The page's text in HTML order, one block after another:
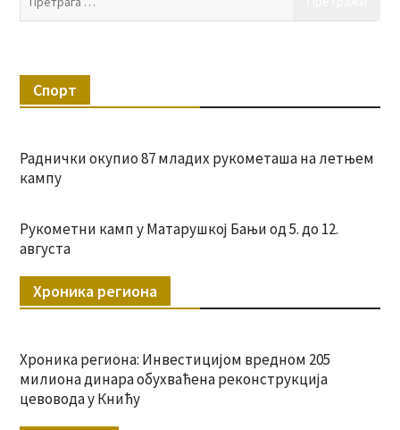
Спорт
Раднички окупио 87 младих рукометаша на летњем
кампу
Рукометни камп у Матарушкој Бањи од 5. до 12.
августа
Хроника региона
Хроника региона: Инвестицијом вредном 205
милиона динара обухваћена реконструкција
цевовода у Книћу